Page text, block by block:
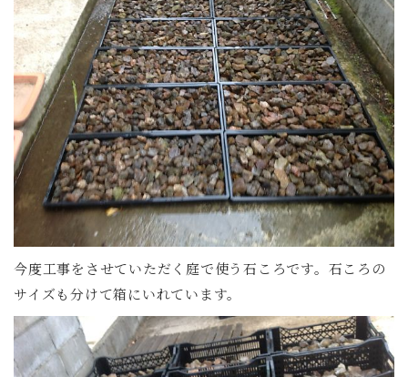
今度工事をさせていただく庭で使う石ころです。石ころの
サイズも分けて箱にいれています。